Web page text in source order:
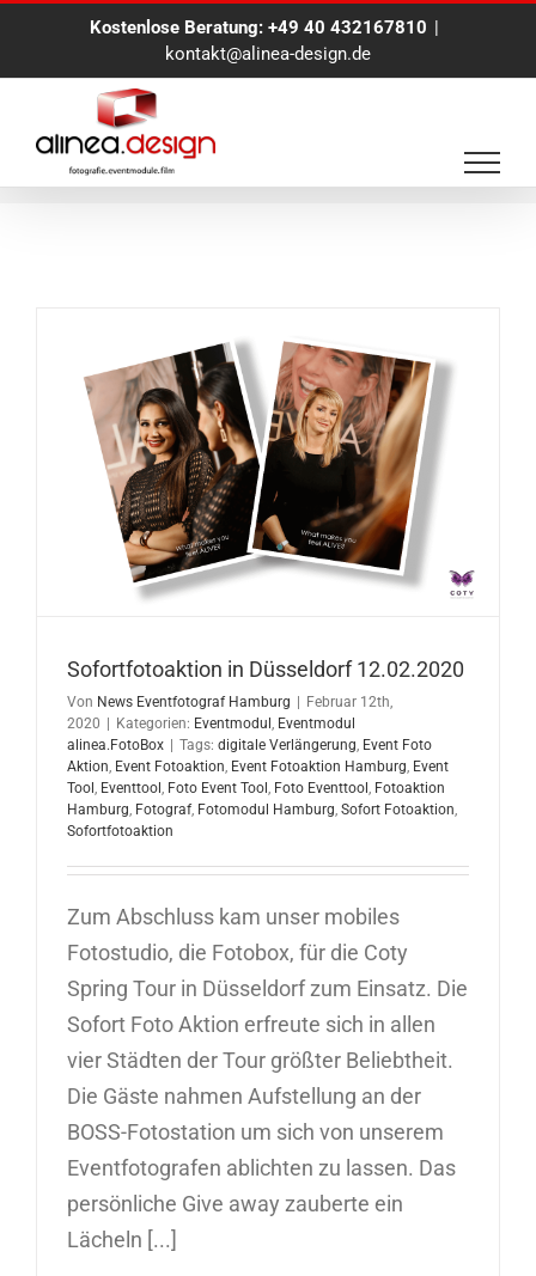
Kostenlose Beratung: +49 40 432167810 |
kontakt@alinea-design.de
Foto Eventtool
Sofortfotoaktion in Düsseldorf 12.02.2020
Von News Eventfotograf Hamburg
Februar 12th,
2020
Kategorien: Eventmodul , Eventmodul
alinea.FotoBox
Tags: digitale Verlängerung, Event Foto
Aktion, Event Fotoaktion, Event Fotoaktion Hamburg, Event
Tool , Eventtool , Foto Event Tool , Foto Eventtool , Fotoaktion
Hamburg, Fotograf, Fotomodul Hamburg, Sofort Fotoaktion,
Sofortfotoaktion
Zum Abschluss kam unser mobiles
Fotostudio, die Fotobox, für die Coty
Spring Tour in Düsseldorf zum Einsatz. Die
Sofort Foto Aktion erfreute sich in allen
vier Städten der Tour größter Beliebtheit.
Die Gäste nahmen Aufstellung an der
BOSS-Fotostation um sich von unserem
Eventfotografen ablichten zu lassen. Das
persönliche Give away zauberte ein
Lächeln [...]